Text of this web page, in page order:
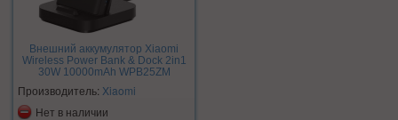
Внешний аккумулятор Xiaomi
Wireless Power Bank & Dock 2in1
30W 10000mAh WPB25ZM
Производитель: Xiaomi
Нет в наличии